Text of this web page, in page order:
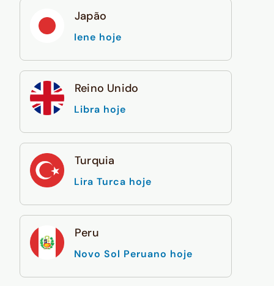
Japão
Iene hoje
Reino Unido
Libra hoje
Turquia
Lira Turca hoje
Peru
Novo Sol Peruano hoje